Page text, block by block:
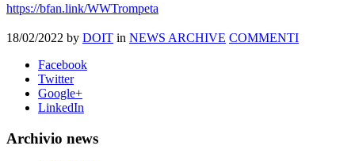
https://bfan.link/WWTrompeta
18/02/2022 by DOIT in NEWS ARCHIVE COMMENTI
Facebook
Twitter
Google+
LinkedIn
Archivio news